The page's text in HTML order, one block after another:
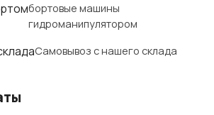
бортовые машины
гидроманипулятором
Самовывоз с нашего склада